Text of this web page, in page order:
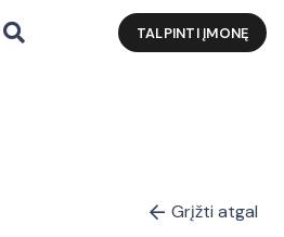
TALPINTI ĮMONĘ
Grįžti atgal